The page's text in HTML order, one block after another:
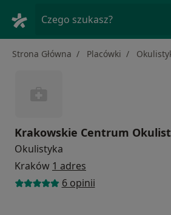
Czego szukasz?
Strona Główna Placówki
Krakowskie Centrum
Okulistyka
Kraków 1 adres
6 opinii